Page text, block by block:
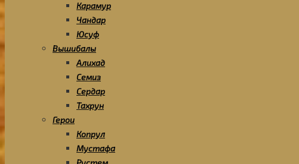
Карамур
Чандар
Юсуф
Вышибалы
Алихад
Семиз
Сердар
Тахрун
Герои
Копрул
Мустафа